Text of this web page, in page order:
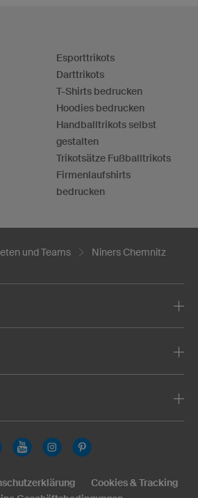
Esporttrikots
Darttrikots
T-Shirts bedrucken
Hoodies bedrucken
Handballtrikots selbst
gestalten
Trikotsätze Fußballtrikots
Firmenlaufshirts
bedrucken
und Teams Niners Chemnitz
Cookies & Tracking